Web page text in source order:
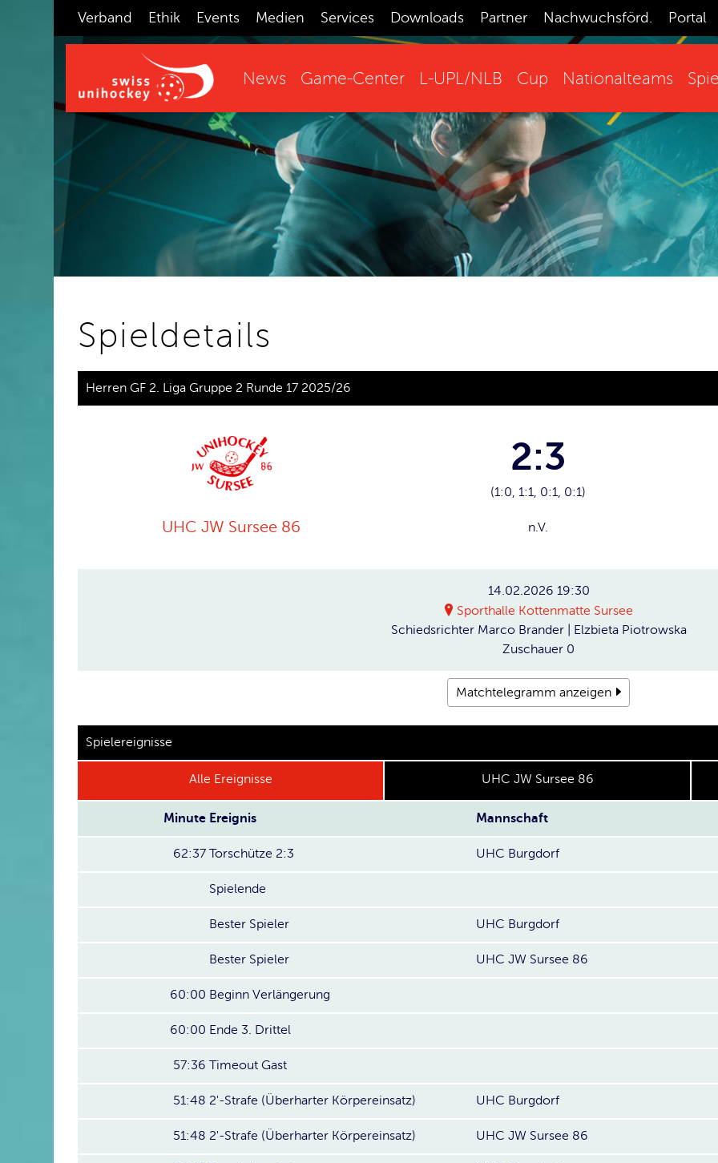
Verband Ethik Events Medien Services Downloads Partner Nachwuchsförd. Portal
News Game-Center L-UPL/NLB Cup Nationalteams
Spieldetails
Herren GF 2. Liga Gruppe 2 Runde 17 2025/26
UHC JW Sursee 86
2:3
(1:0, 1:1, 0:1, 0:1)
n.V.
14.02.2026 19:30
Sporthalle Kottenmatte Sursee
Schiedsrichter Marco Brander | Elzbieta Piotrowska
Zuschauer 0
Matchtelegramm anzeigen
Spielereignisse
Alle Ereignisse UHC JW Sursee 86
Minute Ereignis Mannschaft
62:37 Torschütze 2:3 UHC Burgdorf
Spielende
Bester Spieler UHC Burgdorf
Bester Spieler UHC JW Sursee 86
60:00 Beginn Verlängerung
60:00 Ende 3. Drittel
57:36 Timeout Gast
51:48 2'-Strafe (Überharter Körpereinsatz) UHC Burgdorf
51:48 2'-Strafe (Überharter Körpereinsatz) UHC JW Sursee 86